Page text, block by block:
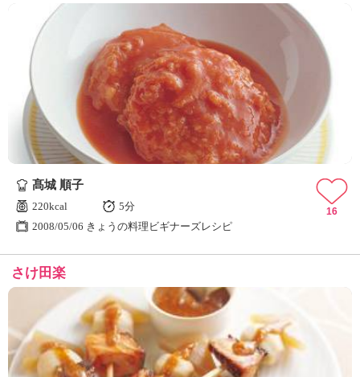
髙城 順子
220kcal
5分
2008/05/06 きょうの料理ビギナーズレシピ
16
さけ田楽